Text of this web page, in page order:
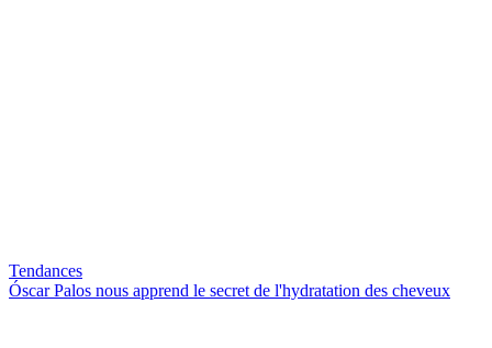
Tendances
Óscar Palos nous apprend le secret de l'hydratation des cheveux